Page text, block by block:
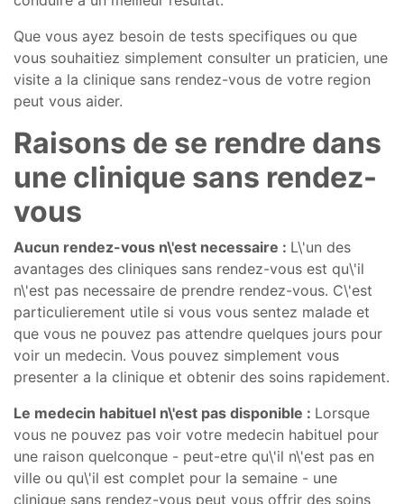
Que vous ayez besoin de tests specifiques ou que
vous souhaitiez simplement consulter un praticien, une
visite a la clinique sans rendez-vous de votre region
peut vous aider.
Raisons de se rendre dans
une clinique sans rendez-
vous
Aucun rendez-vous n\'est necessaire : L\'un des
avantages des cliniques sans rendez-vous est qu\'il
n\'est pas necessaire de prendre rendez-vous. C\'est
particulierement utile si vous vous sentez malade et
que vous ne pouvez pas attendre quelques jours pour
voir un medecin. Vous pouvez simplement vous
presenter a la clinique et obtenir des soins rapidement.
Le medecin habituel n\'est pas disponible : Lorsque
vous ne pouvez pas voir votre medecin habituel pour
une raison quelconque - peut-etre qu\'il n\'est pas en
ville ou qu\'il est complet pour la semaine - une
clinique sans rendez-vous peut vous offrir des soins